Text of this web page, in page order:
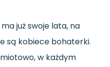
już swoje lata, na
są kobiece bohaterki.
w każdym